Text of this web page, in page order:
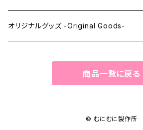
ペーパーマスク -Paper Masks-
オリジナルグッズ -Original Goods-
商品一覧に戻る
© むにむに製作所